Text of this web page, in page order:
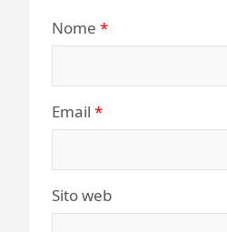
Nome *
Email *
Sito web